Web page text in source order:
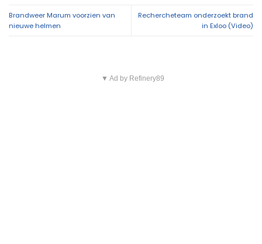
Brandweer Marum voorzien van
nieuwe helmen
Rechercheteam onderzoekt brand
in Exloo (Video)
▼ Ad by Refinery89